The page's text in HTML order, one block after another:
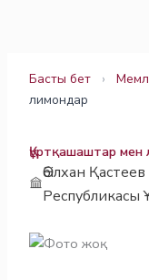
Басты бет ›
лимондар
Құртқашаштар
Әбілхан
Республикасы